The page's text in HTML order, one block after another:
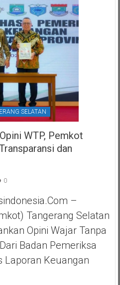
SELATAN
WTP, Pemkot
dan
0
–
Tangerang Selatan
Opini Wajar Tanpa
Badan Pemeriksa
Laporan Keuangan